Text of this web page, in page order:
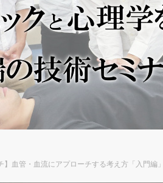
】血管・血流にアプローチする考え方「入門編」